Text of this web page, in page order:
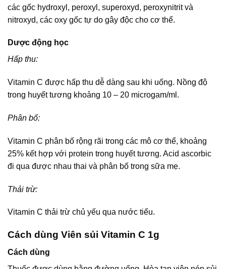
các gốc hydroxyl, peroxyl, superoxyd, peroxynitrit và
nitroxyd, các oxy gốc tự do gây độc cho cơ thể.
Dược động học
Hấp thu:
Vitamin C được hấp thu dễ dàng sau khi uống. Nồng độ
trong huyết tương khoảng 10 – 20 microgam/ml.
Phân bố:
Vitamin C phân bố rộng rãi trong các mô cơ thể, khoảng
25% kết hợp với protein trong huyết tương. Acid ascorbic
đi qua được nhau thai và phân bố trong sữa mẹ.
Thải trừ:
Vitamin C thải trừ chủ yếu qua nước tiểu.
Cách dùng Viên sủi Vitamin C 1g
Cách dùng